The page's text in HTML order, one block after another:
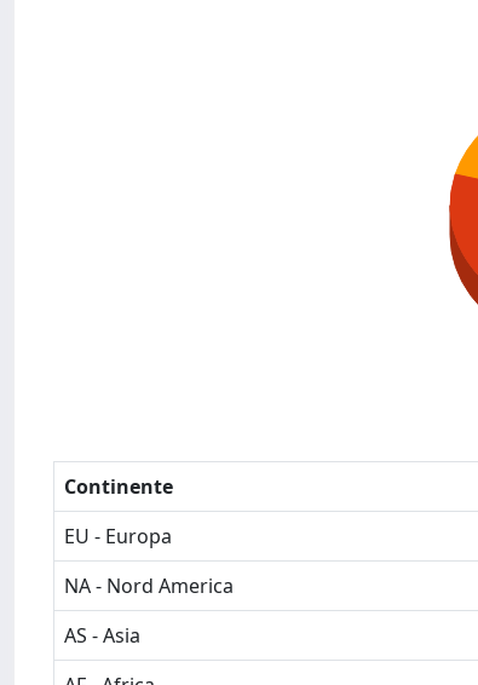
Continente
EU - Europa
NA - Nord America
AS - Asia